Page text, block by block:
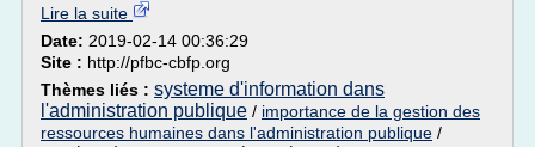
Lire la suite
Date: 2019-02-14 00:36:29
Site : http://pfbc-cbfp.org
Thèmes liés : systeme d'information dans
l'administration publique / importance de la gestion des
ressources humaines dans l'administration publique /